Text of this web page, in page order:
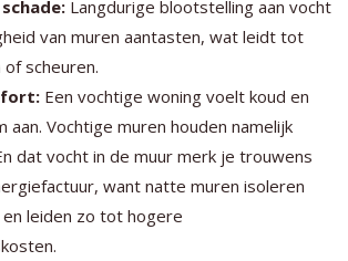
Langdurige blootstelling aan vocht
van muren aantasten, wat leidt tot
scheuren.
Een vochtige woning voelt koud en
aan. Vochtige muren houden namelijk
dat vocht in de muur merk je trouwens
want natte muren isoleren
leiden zo tot hogere